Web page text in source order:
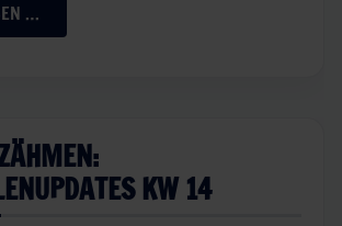
…
KW 14